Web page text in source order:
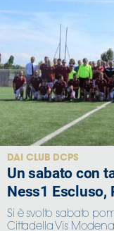
DAI CLUB DCPS
Un sabato con
Ness1 Escluso,
Si è svolto sabato
Cittadella Vis